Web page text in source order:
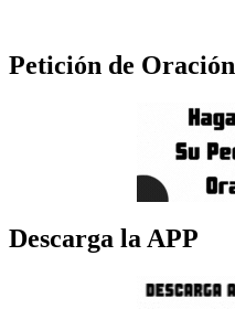
Petición de Oración
Descarga la APP